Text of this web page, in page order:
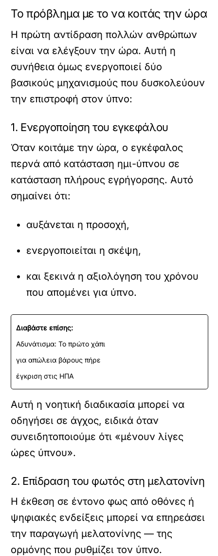
Το πρόβλημα με το να κοιτάς την ώρα
Η πρώτη αντίδραση πολλών ανθρώπων
είναι να ελέγξουν την ώρα. Αυτή η
συνήθεια όμως ενεργοποιεί δύο
βασικούς μηχανισμούς που δυσκολεύουν
την επιστροφή στον ύπνο:
1. Ενεργοποίηση του εγκεφάλου
Όταν κοιτάμε την ώρα, ο εγκέφαλος
περνά από κατάσταση ημι-ύπνου σε
κατάσταση πλήρους εγρήγορσης. Αυτό
σημαίνει ότι:
αυξάνεται η προσοχή,
ενεργοποιείται η σκέψη,
και ξεκινά η αξιολόγηση του χρόνου
που απομένει για ύπνο.
Διαβάστε επίσης:
Αδυνάτισμα: Το πρώτο χάπι
για απώλεια βάρους πήρε
έγκριση στις ΗΠΑ
Αυτή η νοητική διαδικασία μπορεί να
οδηγήσει σε άγχος, ειδικά όταν
συνειδητοποιούμε ότι «μένουν λίγες
ώρες ύπνου».
2. Επίδραση του φωτός στη μελατονίνη
Η έκθεση σε έντονο φως από οθόνες ή
ψηφιακές ενδείξεις μπορεί να επηρεάσει
την παραγωγή μελατονίνης — της
ορμόνης που ρυθμίζει τον ύπνο.